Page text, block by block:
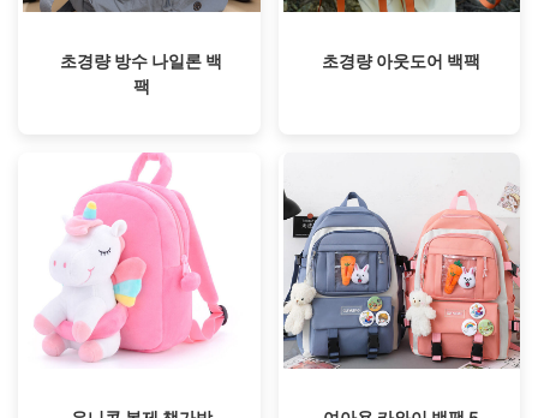
초경량 방수 나일론 백
팩
초경량 아웃도어 백팩